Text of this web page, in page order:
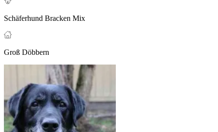
Schäferhund Bracken Mix
Groß Döbbern